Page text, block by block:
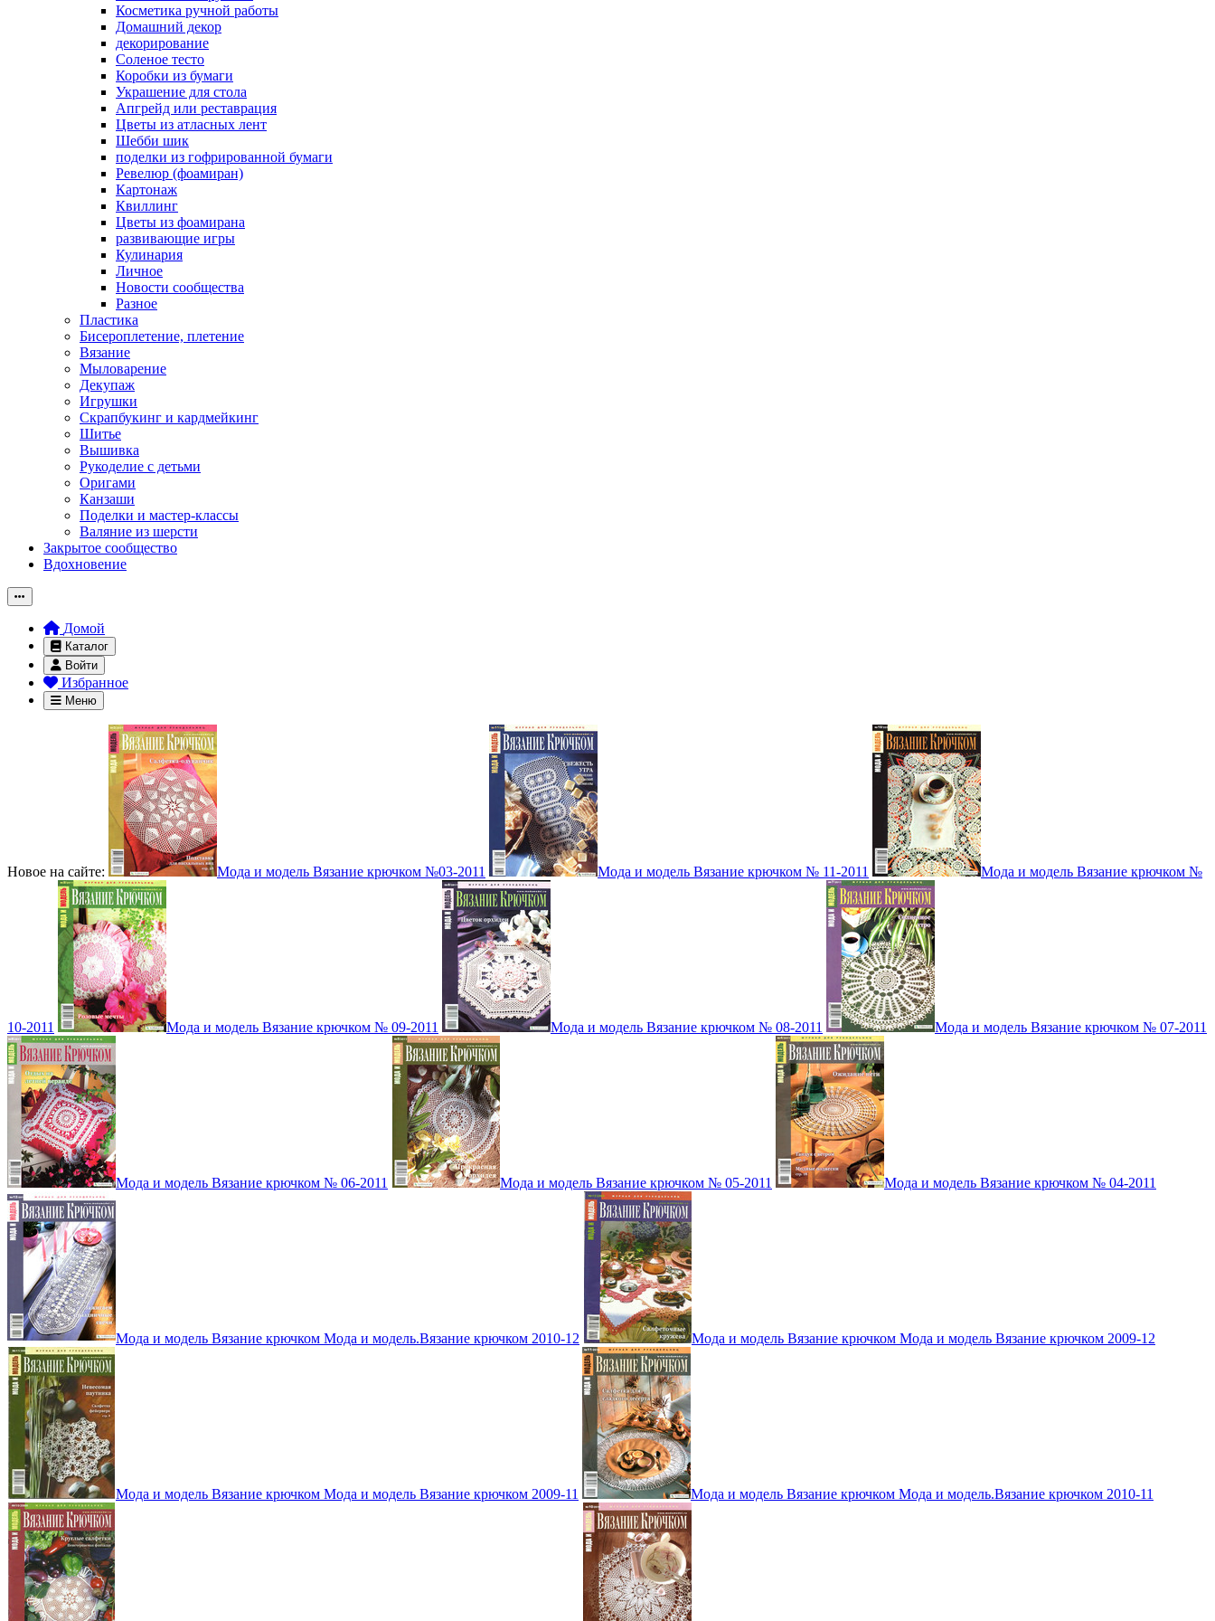
Косметика ручной работы
Домашний декор
декорирование
Соленое тесто
Коробки из бумаги
Украшение для стола
Апгрейд или реставрация
Цветы из атласных лент
Шебби шик
поделки из гофрированной бумаги
Ревелюр (фоамиран)
Картонаж
Квиллинг
Цветы из фоамирана
развивающие игры
Кулинария
Личное
Новости сообщества
Разное
Пластика
Бисероплетение, плетение
Вязание
Мыловарение
Декупаж
Игрушки
Скрапбукинг и кардмейкинг
Шитье
Вышивка
Рукоделие с детьми
Оригами
Канзаши
Поделки и мастер-классы
Валяние из шерсти
Закрытое сообщество
Вдохновение
Домой
Каталог
Войти
Избранное
Меню
Новое на сайте: Мода и модель Вязание крючком №03-2011 Мода и модель Вязание крючком № 11-2011 Мода и модель Вязание крючком №
10-2011 Мода и модель Вязание крючком № 09-2011 Мода и модель Вязание крючком № 08-2011 Мода и модель Вязание крючком № 07-2011
Мода и модель Вязание крючком № 06-2011 Мода и модель Вязание крючком № 05-2011 Мода и модель Вязание крючком № 04-2011
Мода и модель Вязание крючком Мода и модель.Вязание крючком 2010-12 Мода и модель Вязание крючком Мода и модель Вязание крючком 2009-12
Мода и модель Вязание крючком Мода и модель Вязание крючком 2009-11 Мода и модель Вязание крючком Мода и модель.Вязание крючком 2010-11